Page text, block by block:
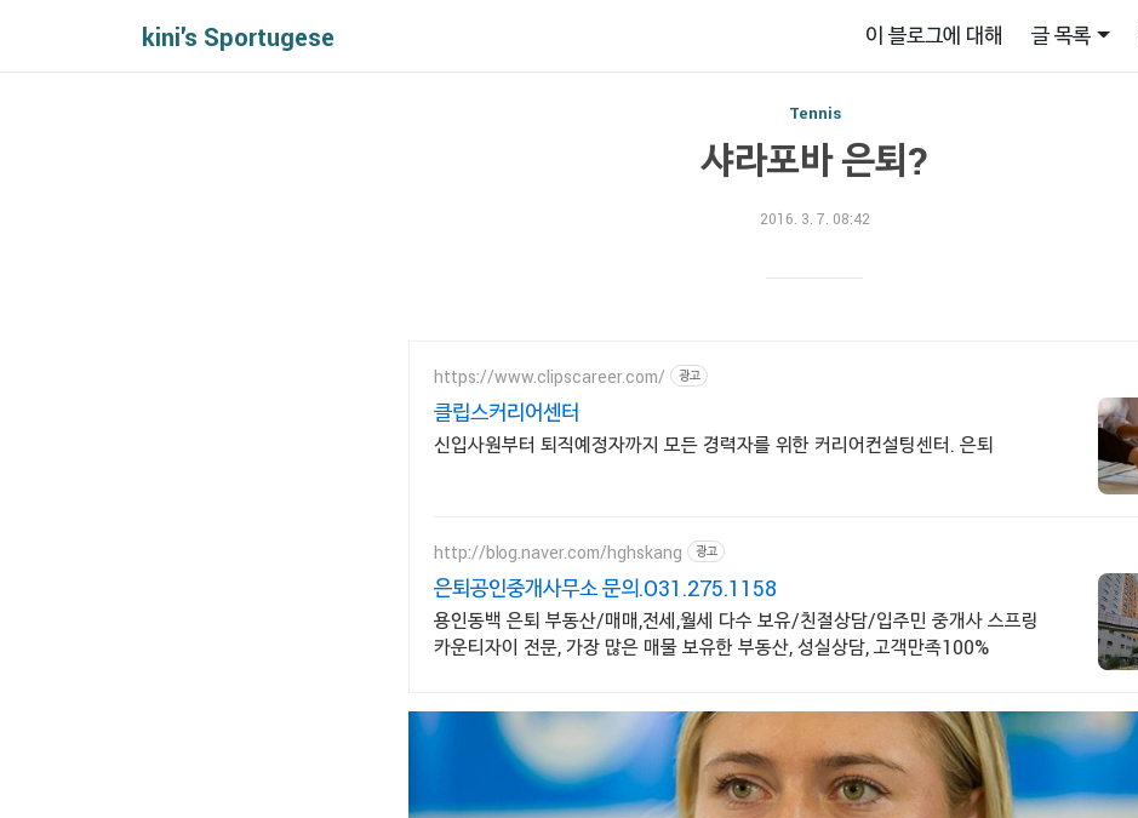
kini's Sportugese 이 블로그에 대해 글 목록
Tennis
샤라포바 은퇴?
2016. 3. 7. 08:42
https://www.clipscareer.com/ 광고
클립스커리어센터
신입사원부터 퇴직예정자까지 모든 경력자를 위한 커리어컨설팅센터. 은퇴
http://blog.naver.com/hghskang 광고
은퇴공인중개사무소 문의.O31.275.1158
용인동백 은퇴 부동산/매매,전세,월세 다수 보유/친절상담/입주민 중개사 스프링
카운티자이 전문, 가장 많은 매물 보유한 부동산, 성실상담, 고객만족100%